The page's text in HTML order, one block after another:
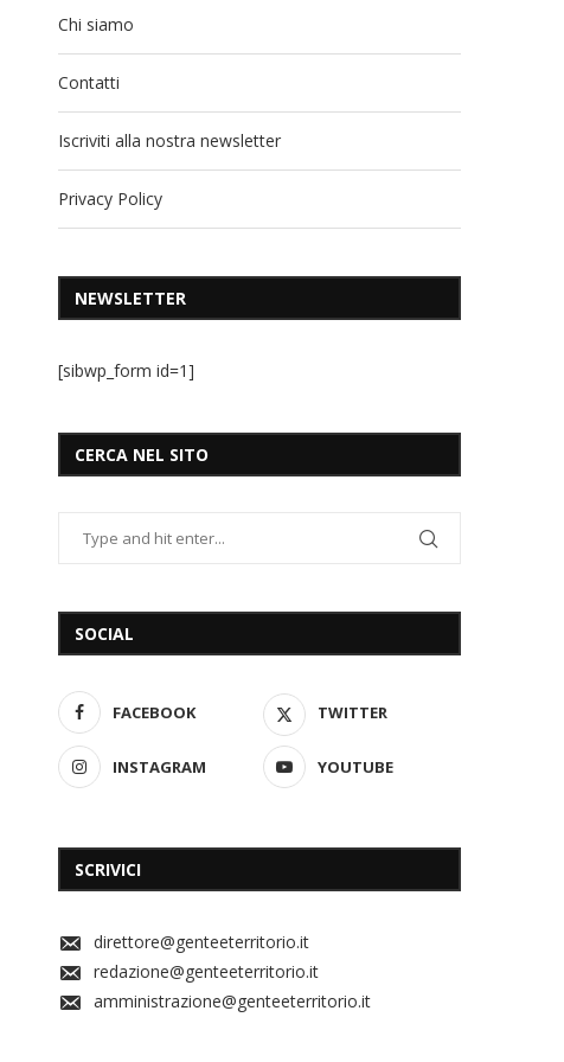
Chi siamo
Contatti
Iscriviti alla nostra newsletter
Privacy Policy
NEWSLETTER
[sibwp_form id=1]
CERCA NEL SITO
SOCIAL
FACEBOOK TWITTER
INSTAGRAM YOUTUBE
SCRIVICI
direttore@genteeterritorio.it
redazione@genteeterritorio.it
amministrazione@genteeterritorio.it